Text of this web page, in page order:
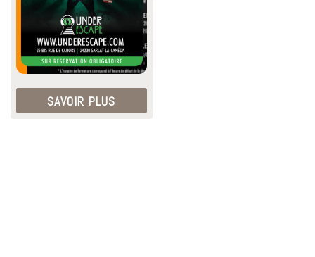
SAVOIR PLUS